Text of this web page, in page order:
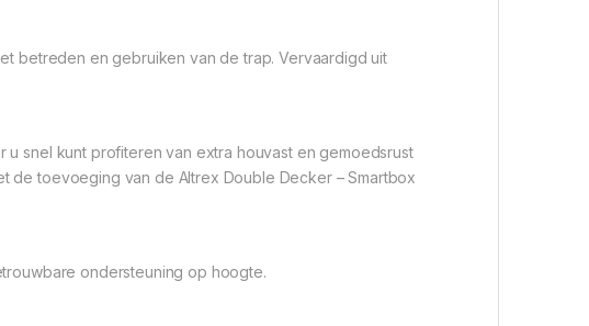
betreden en gebruiken van de trap. Vervaardigd uit
snel kunt profiteren van extra houvast en gemoedsrust
de toevoeging van de Altrex Double Decker – Smartbox
ondersteuning op hoogte.